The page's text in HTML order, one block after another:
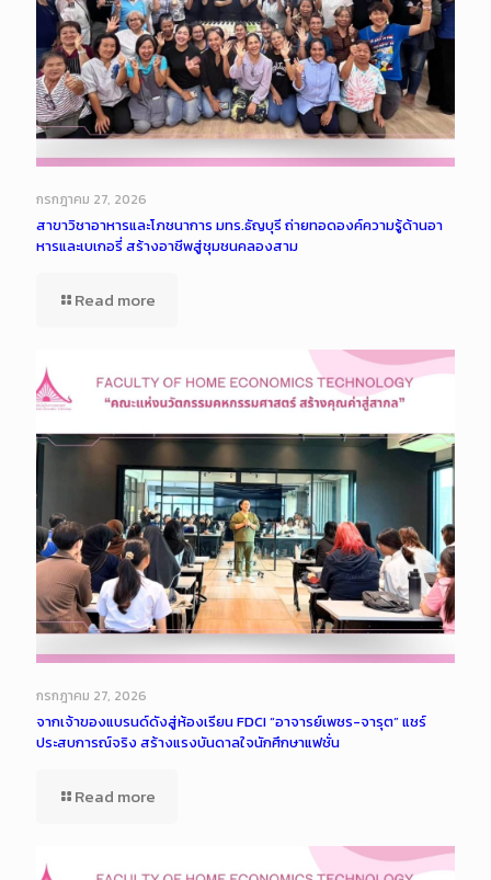
กรกฎาคม 27, 2026
สาขาวิชาอาหารและโภชนาการ มทร.ธัญบุรี ถ่ายทอดองค์ความรู้ด้านอา
หารและเบเกอรี่ สร้างอาชีพสู่ชุมชนคลองสาม
Read more
กรกฎาคม 27, 2026
จากเจ้าของแบรนด์ดังสู่ห้องเรียน FDCI “อาจารย์เพชร-จารุต” แชร์
ประสบการณ์จริง สร้างแรงบันดาลใจนักศึกษาแฟชั่น
Read more